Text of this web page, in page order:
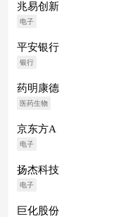
兆易创新
电子
平安银行
银行
药明康德
医药生物
京东方A
电子
扬杰科技
电子
巨化股份